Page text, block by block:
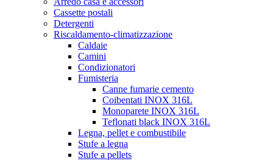
Cassette postali
Detergenti
Riscaldamento-climatizzazione
Caldaie
Camini
Condizionatori
Fumisteria
Canne fumarie cemento
Coibentati INOX 316L
Monoparete INOX 316L
Teflonati black INOX 316L
Legna, pellet e combustibile
Stufe a legna
Stufe a pellets